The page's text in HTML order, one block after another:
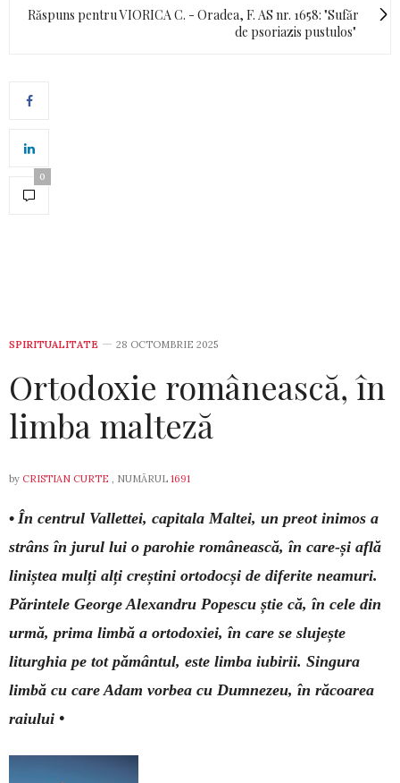
Răspuns pentru VIORICA C. - Oradea, F. AS nr. 1658: "Sufăr
de psoriazis pustulos"
0
SPIRITUALITATE 28 OCTOMBRIE 2025
Ortodoxie românească, în
limba malteză
by CRISTIAN CURTE , NUMĂRUL 1691
• În centrul Vallettei, capitala Maltei, un preot inimos a
strâns în jurul lui o parohie românească, în care-și află
liniștea mulți alți creștini ortodocși de diferite neamuri.
Părintele George Alexandru Popescu știe că, în cele din
urmă, prima limbă a ortodoxiei, în care se slujește
liturghia pe tot pământul, este limba iubirii. Singura
limbă cu care Adam vorbea cu Dumnezeu, în răcoarea
raiului •